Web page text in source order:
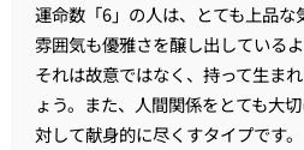
運命数「6」の人は、とても上品な
雰囲気も優雅さを醸し出しているよ
それは故意ではなく、持って生ま
ょう。また、人間関係をとても大
対して献身的に尽くすタイプです。